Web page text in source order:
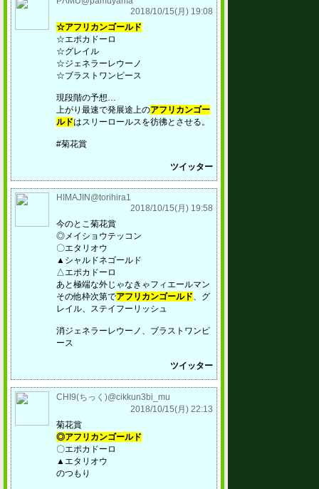
2018/10/15(月) 19:08
☆アフリカンゴールド
☆エポカドーロ
☆グレイル
☆ジェネラーレウーノ
☆ブラストワンピース
現段階の予想…
上がり最速で発展途上のアフリカンゴー
ルドはスリーロールスを彷彿とさせる。
#菊花賞
ツイッター
HIMAJIN@torihira1
2018/10/15(月) 19:58
今のとこ菊花賞
◎メイショウテッコン
〇エタリオウ
▲シャルドネゴールド
△エポカドーロ
あと極端な外じゃなきゃフィエールマン
その他枠次第でアフリカンゴールド、グ
レイル、ステイフーリッシュ
消ジェネラーレウーノ、ブラストワンピ
ース
ツイッター
CHI9(ちっく)@cikkun3bi_mu
2018/10/15(月) 22:13
菊花賞
◎アフリカンゴールド
〇エポカドーロ
▲エタリオウ
のつもり